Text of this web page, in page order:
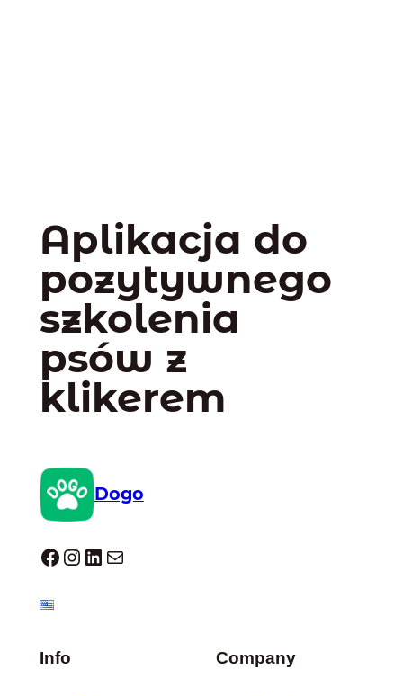
Aplikacja do
pozytywnego
szkolenia
psów z
klikerem
Dogo
Dogo facebook InstagramLinkedIn Mail
Info Company